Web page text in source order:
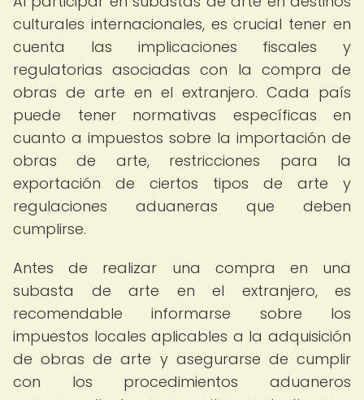
culturales internacionales, es crucial tener en
cuenta las implicaciones fiscales y
regulatorias asociadas con la compra de
obras de arte en el extranjero. Cada país
puede tener normativas específicas en
cuanto a impuestos sobre la importación de
obras de arte, restricciones para la
exportación de ciertos tipos de arte y
regulaciones aduaneras que deben
cumplirse.
Antes de realizar una compra en una
subasta de arte en el extranjero, es
recomendable informarse sobre los
impuestos locales aplicables a la adquisición
de obras de arte y asegurarse de cumplir
con los procedimientos aduaneros